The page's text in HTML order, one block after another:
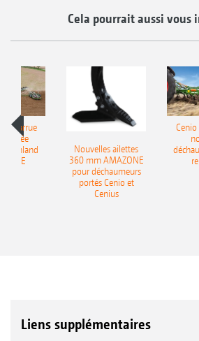
Cela pourrait aussi vous
charrue
portée
Onland
Nouvelles ailettes
360 mm AMAZONE
pour déchaumeurs
portés Cenio et
Cenius
Liens supplémentaires